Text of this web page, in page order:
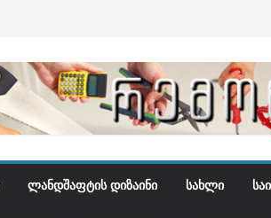
ᲚᲐᲜᲓᲨᲐᲤᲢᲘᲡ ᲓᲘᲖᲐᲘᲜᲘ ᲡᲐᲮᲚᲘ